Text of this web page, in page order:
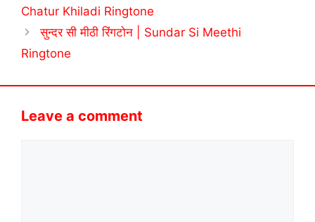
Chatur Khiladi Ringtone
सुन्दर सी मीठी रिंगटोन | Sundar Si Meethi
Ringtone
Leave a comment